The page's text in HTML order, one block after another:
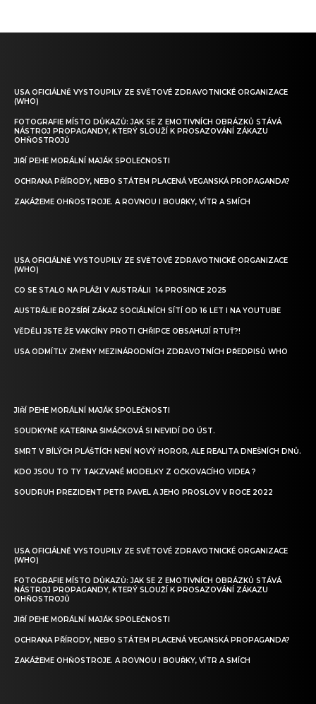
USA OFICIÁLNĚ VYSTOUPILY ZE SVĚTOVÉ ZDRAVOTNICKÉ ORGANIZACE
(WHO)
FOTOGRAFIE MÍSTO DŮKAZŮ: JAK SE Z EMOTIVNÍCH OBRÁZKŮ STÁVÁ
NÁSTROJ PROPAGANDY, KTERÝ SLOUŽÍ K PROSAZOVÁNÍ ZÁKAZU
OHŇOSTROJŮ
JIŘÍ PEHE MORÁLNÍ MAJÁK SPOLEČNOSTI
OCHRANA PŘÍRODY, NEBO STÁTEM PLACENÁ VEGANSKÁ PROPAGANDA?
ZAKÁŽEME OHŇOSTROJE. A ROVNOU I BOUŘKY, VÍTR A SMÍCH
USA OFICIÁLNĚ VYSTOUPILY ZE SVĚTOVÉ ZDRAVOTNICKÉ ORGANIZACE
(WHO)
CO SE STALO NA PLÁŽI V AUSTRÁLII 14 PROSINCE 2025
AUSTRÁLIE ROZŠÍŘÍ ZÁKAZ SOCIÁLNÍCH SÍTÍ OD 16 LET I NA YOUTUBE
VĚDĚLI JSTE ŽE VAKCÍNY PROTI CHŘIPCE OBSAHUJÍ RTUŤ?!
USA ODMÍTLY ZMĚNY MEZINÁRODNÍCH ZDRAVOTNÍCH PŘEDPISŮ WHO
JIŘÍ PEHE MORÁLNÍ MAJÁK SPOLEČNOSTI
SOUDKYNĚ KATEŘINA ŠIMÁČKOVÁ SI NEVIDÍ DO ÚST.
SMRT V BÍLÝCH PLÁŠTÍCH NENÍ NOVÝ HOROR, ALE REALITA DNEŠNÍCH DNŮ.
KDO JSOU TO TY TAKZVANÉ MODELKY Z OČKOVACÍHO VIDEA ?
SOUDRUH PREZIDENT PETR PAVEL A JEHO PROSLOV V ROCE 2022
USA OFICIÁLNĚ VYSTOUPILY ZE SVĚTOVÉ ZDRAVOTNICKÉ ORGANIZACE
(WHO)
FOTOGRAFIE MÍSTO DŮKAZŮ: JAK SE Z EMOTIVNÍCH OBRÁZKŮ STÁVÁ
NÁSTROJ PROPAGANDY, KTERÝ SLOUŽÍ K PROSAZOVÁNÍ ZÁKAZU
OHŇOSTROJŮ
JIŘÍ PEHE MORÁLNÍ MAJÁK SPOLEČNOSTI
OCHRANA PŘÍRODY, NEBO STÁTEM PLACENÁ VEGANSKÁ PROPAGANDA?
ZAKÁŽEME OHŇOSTROJE. A ROVNOU I BOUŘKY, VÍTR A SMÍCH